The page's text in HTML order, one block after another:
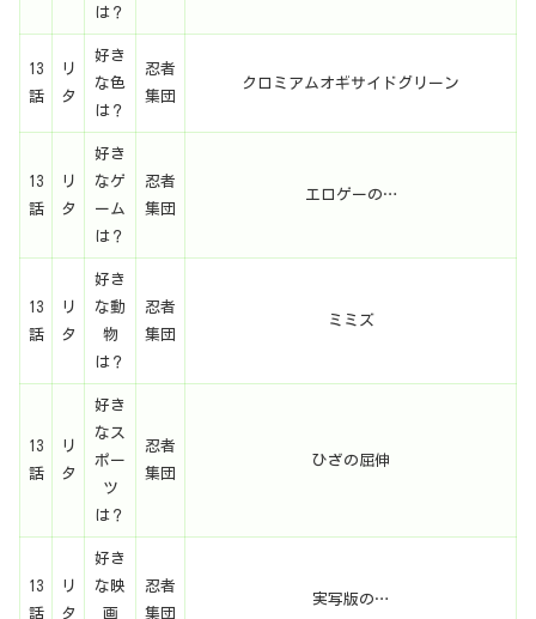
は？
13
話
リ
タ
好き
な色
は？
忍者
集団
クロミアムオギサイドグリーン
13
話
リ
タ
好き
なゲ
ーム
は？
忍者
集団
エロゲーの…
13
話
リ
タ
好き
な動
物
は？
忍者
集団
ミミズ
13
話
リ
タ
好き
なス
ポー
ツ
は？
忍者
集団
ひざの屈伸
13
話
リ
タ
好き
な映
画
忍者
集団
実写版の…